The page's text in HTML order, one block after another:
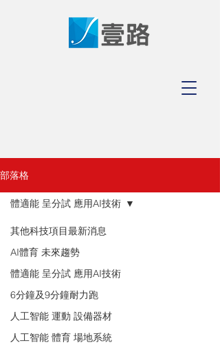
部落格
其他科技項目最新消息
AI體育 未來趨勢
體適能 呈分試 應用AI技術
6分鐘及9分鐘耐力跑
人工智能 運動 設備器材
人工智能 體育 場地系統
體適能 呈分試 應用AI技術